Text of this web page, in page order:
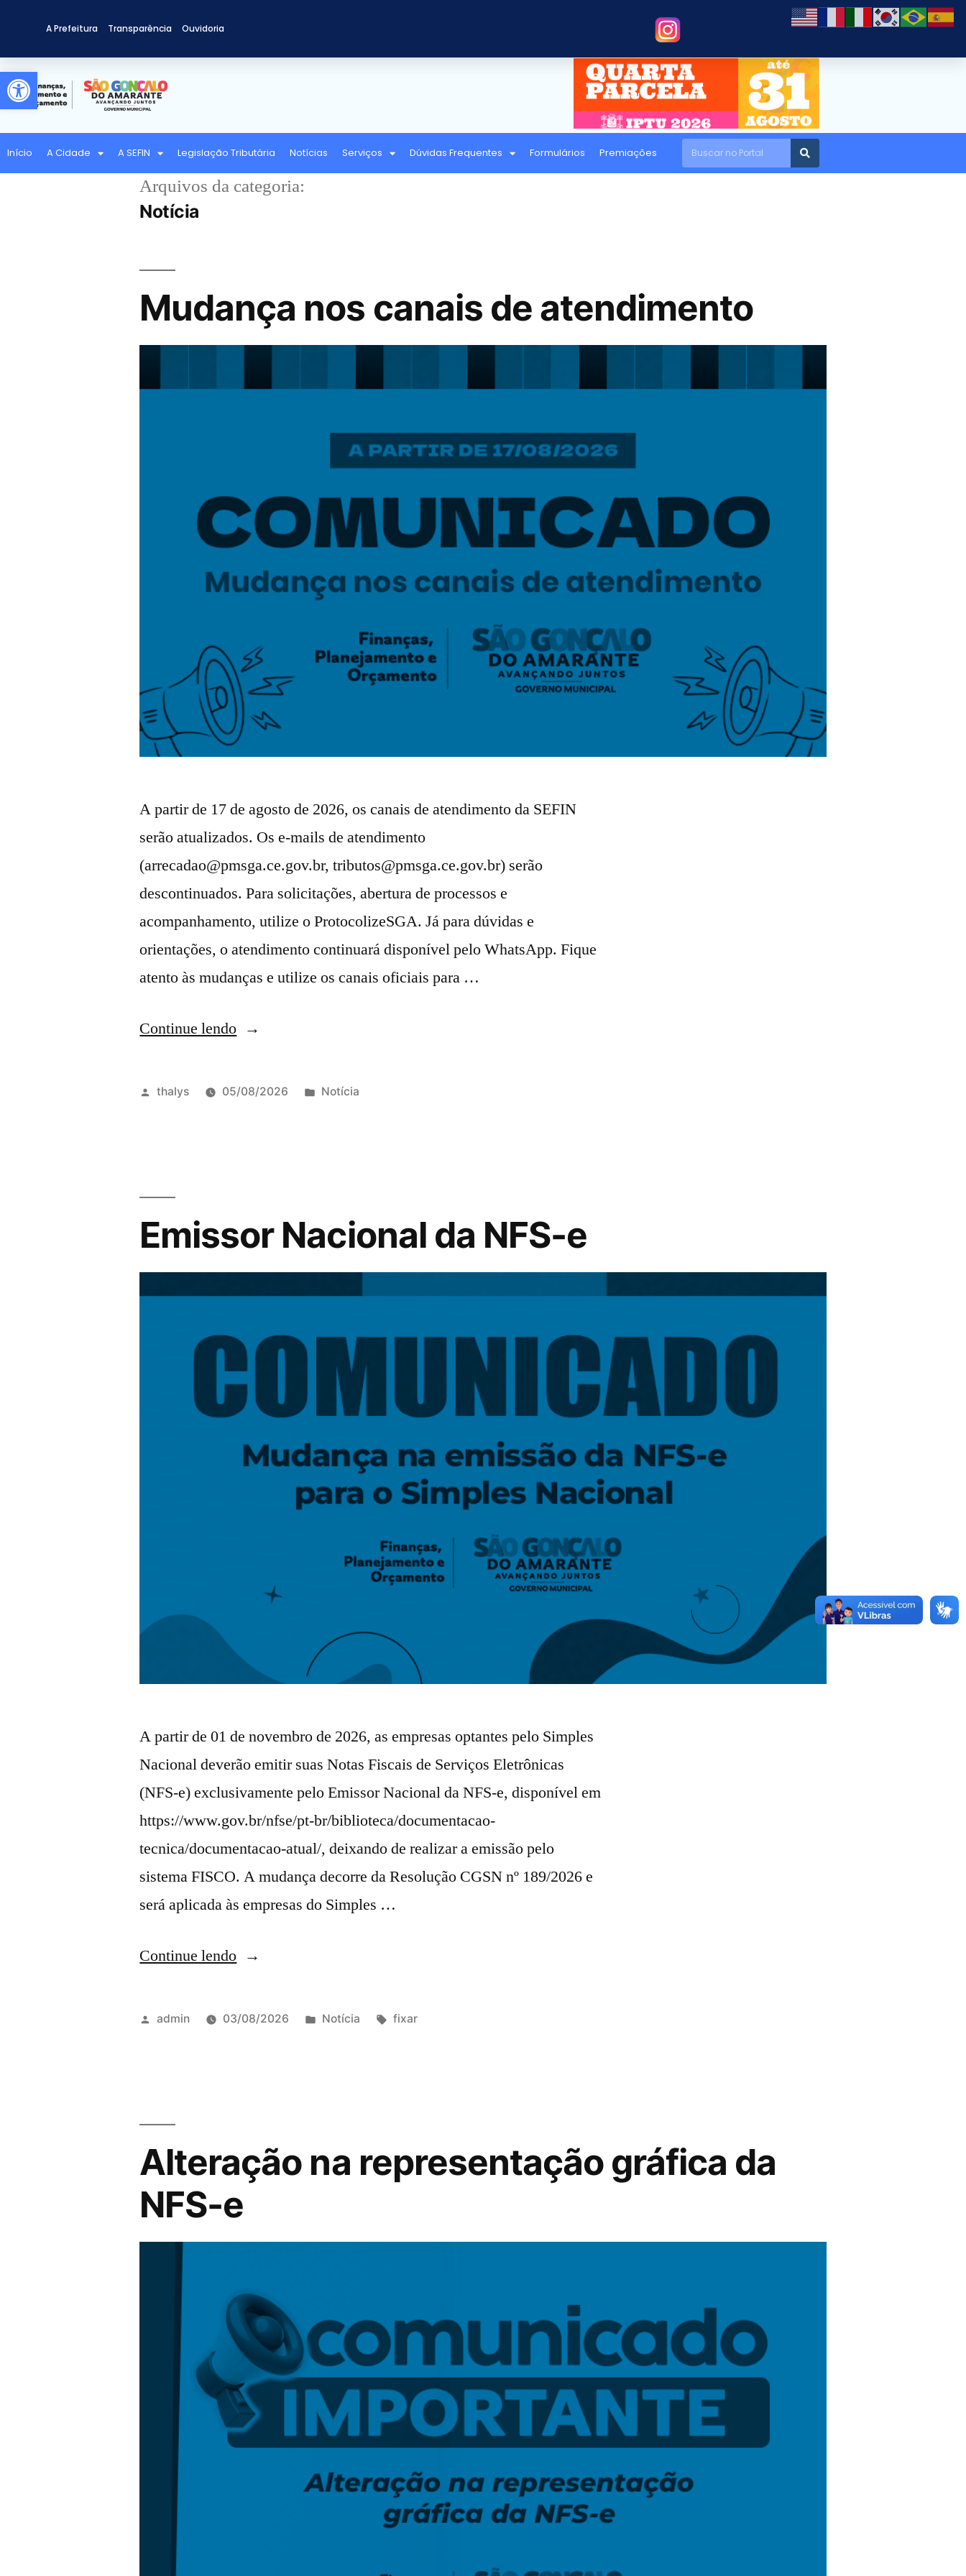
Abrir a barra de ferramentas
A Prefeitura Transparência Ouvidoria
Início A Cidade A SEFIN Legislação Tributária Notícias Serviços Dúvidas Frequentes Formulários Premiações
Arquivos da categoria:
Notícia
Mudança nos canais de atendimento
A partir de 17 de agosto de 2026, os canais de atendimento da SEFIN
serão atualizados. Os e-mails de atendimento
(arrecadao@pmsga.ce.gov.br,tributos@pmsga.ce.gov.br) serão
descontinuados. Para solicitações, abertura de processos e
acompanhamento, utilize o ProtocolizeSGA. Já para dúvidas e
orientações, o atendimento continuará disponível pelo WhatsApp. Fique
atento às mudanças e utilize os canais oficiais para …
Continue lendo
thalys 05/08/2026 Notícia
Emissor Nacional da NFS-e
A partir de 01 de novembro de 2026, as empresas optantes pelo Simples
Nacional deverão emitir suas Notas Fiscais de Serviços Eletrônicas
(NFS-e) exclusivamente pelo Emissor Nacional da NFS-e, disponível em
https://www.gov.br/nfse/pt-br/biblioteca/documentacao-
tecnica/documentacao-atual/, deixando de realizar a emissão pelo
sistema FISCO. A mudança decorre da Resolução CGSN nº 189/2026 e
será aplicada às empresas do Simples …
Continue lendo
admin 03/08/2026 Notícia fixar
Alteração na representação gráfica da
NFS-e